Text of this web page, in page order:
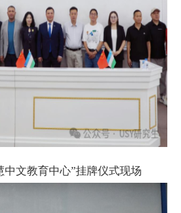
中文教育中心”挂牌仪式现场